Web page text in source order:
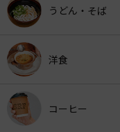
うどん・そば
洋食
コーヒー